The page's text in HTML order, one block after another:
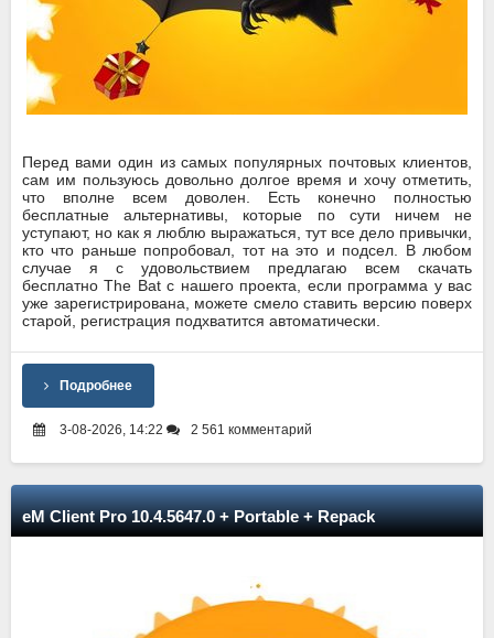
Перед вами один из самых популярных почтовых клиентов,
сам им пользуюсь довольно долгое время и хочу отметить,
что вполне всем доволен. Есть конечно полностью
бесплатные альтернативы, которые по сути ничем не
уступают, но как я люблю выражаться, тут все дело привычки,
кто что раньше попробовал, тот на это и подсел. В любом
случае я с удовольствием предлагаю всем скачать
бесплатно The Bat с нашего проекта, если программа у вас
уже зарегистрирована, можете смело ставить версию поверх
старой, регистрация подхватится автоматически.
Подробнее
3-08-2026, 14:22 2 561 комментарий
eM Client Pro 10.4.5647.0 + Portable + Repack